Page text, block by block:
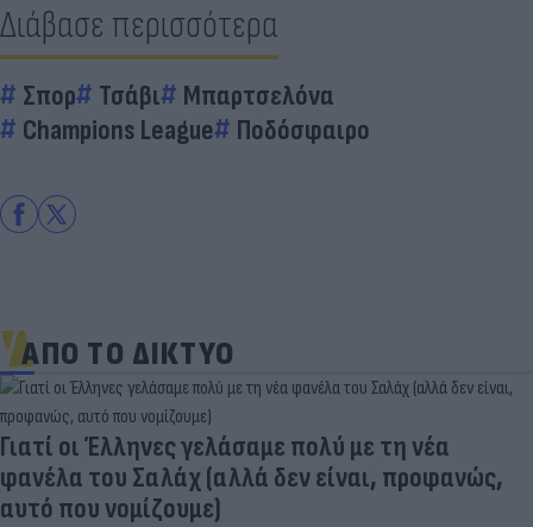
Διάβασε περισσότερα
Σπορ Τσάβι
Μπαρτσελόνα
Champions League
Ποδόσφαιρο
ΑΠΟ ΤΟ ΔΙΚΤΥΟ
Γιατί οι Έλληνες γελάσαμε πολύ με τη νέα
φανέλα του Σαλάχ (αλλά δεν είναι, προφανώς,
αυτό που νομίζουμε)